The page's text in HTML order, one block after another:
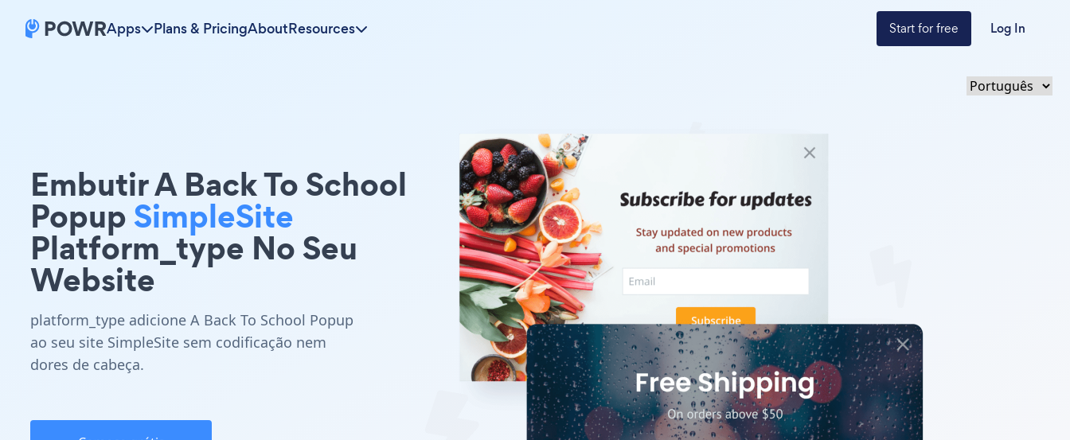
Apps Plans & PricingAboutResources Start for free Log In
Embutir A Back To School
PopupSimpleSite
Platform_type No Seu
Website
platform_type adicione A Back To School Popup
ao seu site SimpleSite sem codificação nem
dores de cabeça.